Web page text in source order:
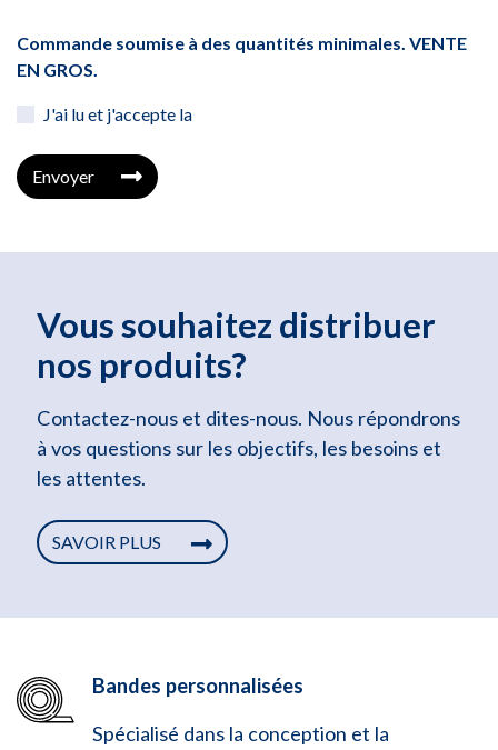
Commande soumise à des quantités minimales. VENTE
EN GROS.
J'ai lu et j'accepte la
Envoyer
Vous souhaitez distribuer
nos produits?
Contactez-nous et dites-nous. Nous répondrons
à vos questions sur les objectifs, les besoins et
les attentes.
SAVOIR PLUS
Bandes personnalisées
Spécialisé dans la conception et la